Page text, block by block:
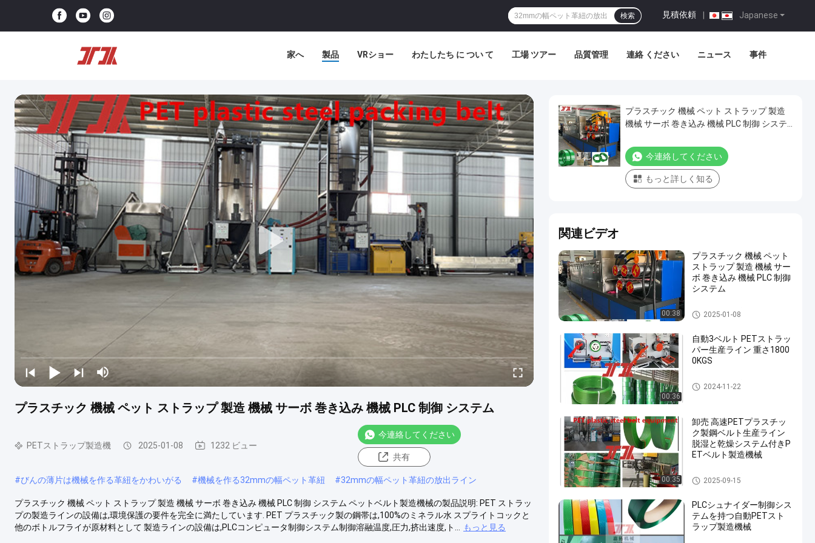
Japanese
見積依頼
検索
家へ 製品 VRショー わたしたち に つい て 工場 ツアー 品質管理 連絡 ください ニュース 事件
プラスチック 機械 ペット ストラップ 製造 機械 サーボ 巻き込み 機械 PLC 制御 システム
PETストラップ製造機 2025-01-08 1232 ビュー
今連絡してください
共有
#びんの薄片は機械を作る革紐をかわいがる #機械を作る32mmの幅ペット革紐 #32mmの幅ペット革紐の放出ライン
プラスチック 機械 ペット ストラップ 製造 機械 サーボ 巻き込み 機械 PLC 制御 システム ペットベルト製造機械の製品説明: PET ストラッ
プの製造ラインの設備は,環境保護の要件を完全に満たしています. PET プラスチック製の鋼帯は,100%のミネラル水 スプライトコックと
他のボトルフライが原材料として 製造ラインの設備は,PLCコンピュータ制御システム制御溶融温度,圧力,挤出速度,ト...
もっと見る
プラスチック 機械 ペット ストラップ 製造
機械 サーボ 巻き込み 機械 PLC 制御 システ
今連絡してください
もっと詳しく知る
関連ビデオ
00:38
プラスチック 機械 ペット
ストラップ 製造 機械 サー
ボ 巻き込み 機械 PLC 制御
システム
PETストラップ製造機
2025-01-08
00:36
自動3ベルト PETストラッ
パー生産ライン 重さ1800
0KGS
PETストラップ製造機
2024-11-22
00:35
卸売 高速PETプラスチッ
ク製鋼ベルト生産ライン
脱湿と乾燥システム付きP
ETベルト製造機械
PETストラップ製造機
2025-09-15
PLCシュナイダー制御シス
テムを持つ自動PETスト
ラップ製造機械